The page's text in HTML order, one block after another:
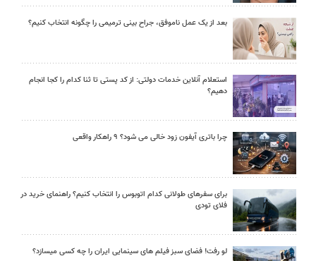
بعد از یک عمل ناموفق، جراح بینی ترمیمی را چگونه انتخاب کنیم؟
استعلام آنلاین خدمات دولتی: از کد پستی تا ثنا کدام را کجا انجام
دهیم؟
چرا باتری آیفون زود خالی می شود؟ ۹ راهکار واقعی
برای سفرهای طولانی کدام اتوبوس را انتخاب کنیم؟ راهنمای خرید در
فلای تودی
لو رفت! فضای سبز فیلم های سینمایی ایران را چه کسی میسازد؟